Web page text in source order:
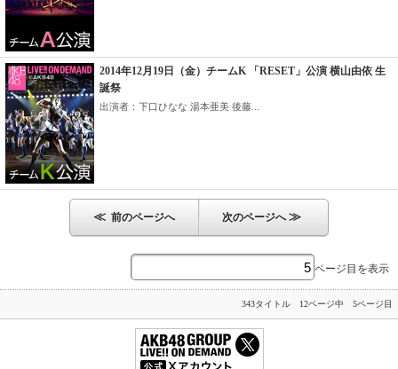
2014年12月19日（金）チームK 「RESET」公演 横山由依 生
誕祭
出演者：下口ひなな 湯本亜美 後藤...
≪ 前のページへ 次のページへ≫
ページ目を表示
343タイトル 12ページ中 5ページ目